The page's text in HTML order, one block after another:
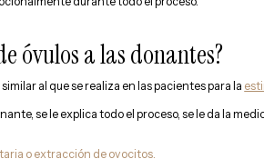
óvulos a las donantes?
al que se realiza en las pacientes para la
se le explica todo el proceso, se le da la
o extracción de ovocitos.